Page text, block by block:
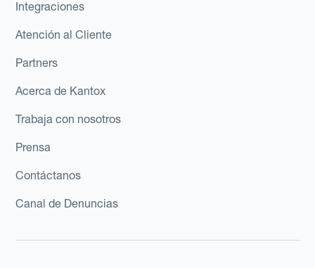
Integraciones
Atención al Cliente
Partners
Acerca de Kantox
Trabaja con nosotros
Prensa
Contáctanos
Canal de Denuncias